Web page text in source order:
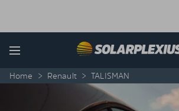
Menu
Home > Renault > TALISMAN